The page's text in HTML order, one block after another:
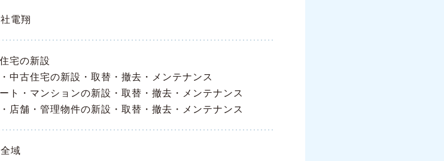
電翔
宅の新設
中古住宅の新設・取替・撤去・メンテナンス
ト・マンションの新設・取替・撤去・メンテナンス
店舗・管理物件の新設・取替・撤去・メンテナンス
域